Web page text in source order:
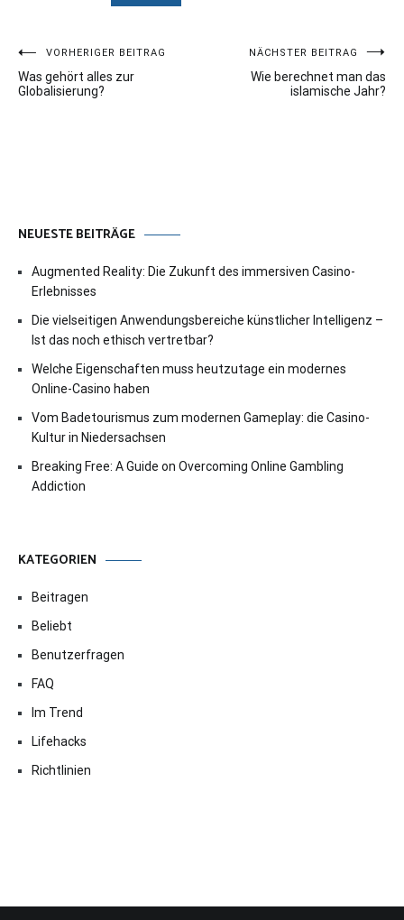
Beitragsnavigation
VORHERIGER BEITRAG
Was gehört alles zur
Globalisierung?
NÄCHSTER BEITRAG
Wie berechnet man das
islamische Jahr?
NEUESTE BEITRÄGE
Augmented Reality: Die Zukunft des immersiven Casino-
Erlebnisses
Die vielseitigen Anwendungsbereiche künstlicher Intelligenz –
Ist das noch ethisch vertretbar?
Welche Eigenschaften muss heutzutage ein modernes
Online-Casino haben
Vom Badetourismus zum modernen Gameplay: die Casino-
Kultur in Niedersachsen
Breaking Free: A Guide on Overcoming Online Gambling
Addiction
KATEGORIEN
Beitragen
Beliebt
Benutzerfragen
FAQ
Im Trend
Lifehacks
Richtlinien